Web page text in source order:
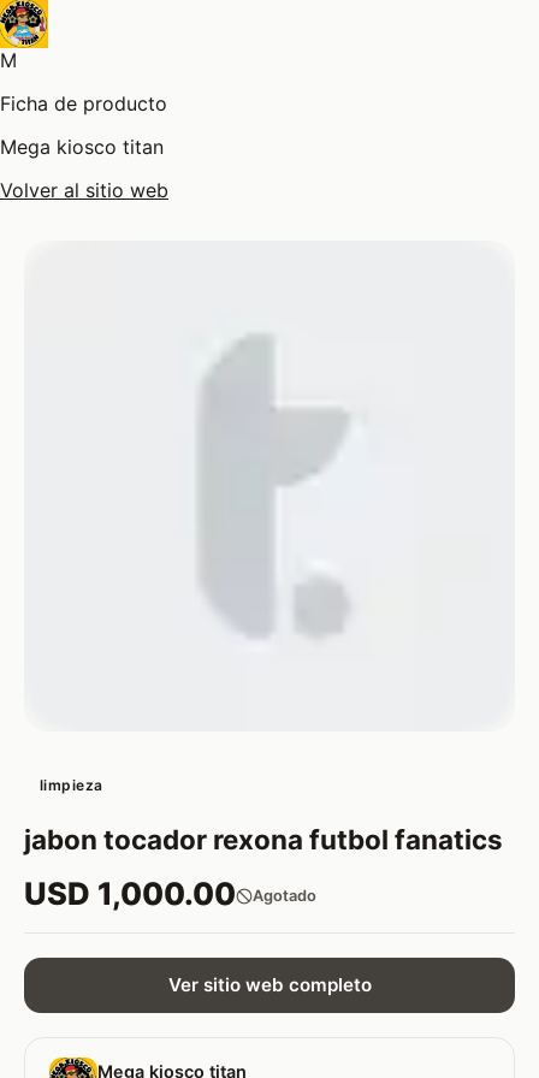
M
Ficha de producto
Mega kiosco titan
Volver al sitio web
limpieza
jabon tocador rexona futbol fanatics
USD 1,000.00 Agotado
Ver sitio web completo
Mega kiosco titan